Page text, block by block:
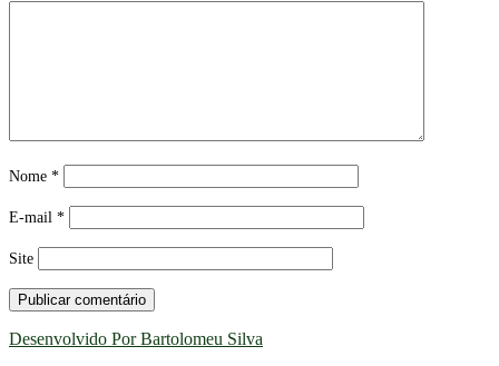
Nome *
E-mail *
Site
Desenvolvido Por Bartolomeu Silva